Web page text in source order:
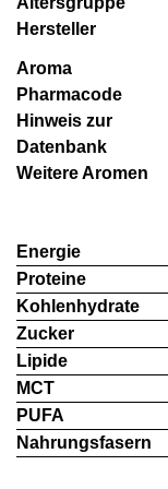
Hersteller
Aroma
Pharmacode
Hinweis zur
Datenbank
Weitere Aromen
Energie
Proteine
Kohlenhydrate
Zucker
Lipide
MCT
PUFA
Nahrungsfasern